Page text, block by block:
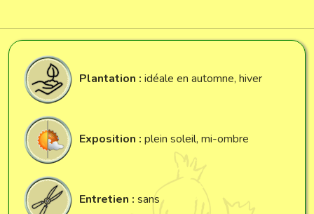
Plantation : idéale en automne, hiver
Exposition : plein soleil, mi-ombre
Entretien : sans